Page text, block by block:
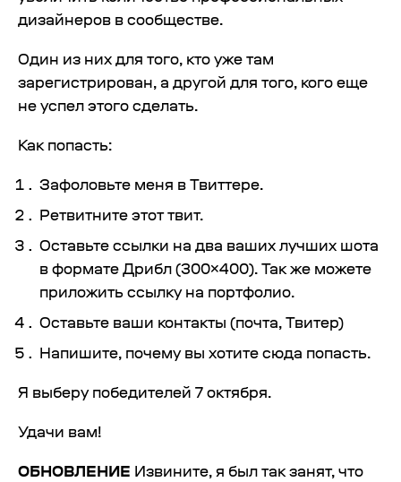
дизайнеров в сообществе.
Один из них для того, кто уже там
зарегистрирован, а другой для того, кого еще
не успел этого сделать.
Как попасть:
Зафоловьте меня в Твиттере.
Ретвитнитеэтоттвит.
Оставьте ссылки на два ваших лучших шота
в формате Дрибл (300×400). Так же можете
приложить ссылку на портфолио.
Оставьте ваши контакты (почта, Твитер)
Напишите, почему вы хотите сюда попасть.
Я выберу победителей 7 октября.
Удачи вам!
ОБНОВЛЕНИЕ Извините, я был так занят, что